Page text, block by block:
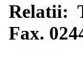
Relatii:
Fax.